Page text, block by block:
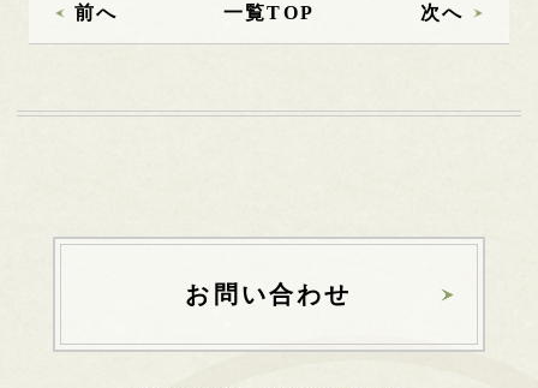
前へ 一覧TOP 次へ
お問い合わせ